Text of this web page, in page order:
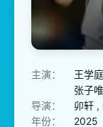
主演：
王学
张子唯
导演：
卯轩 ,
年份：
2025